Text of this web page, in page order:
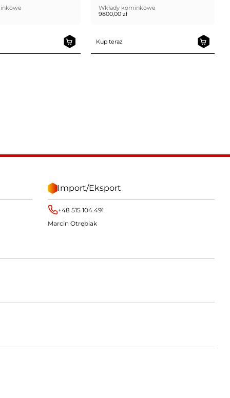
Wkłady kominkowe
9800,00zł
Kup teraz
Import/Eksport
+48 515 104 491
Marcin Otrębiak